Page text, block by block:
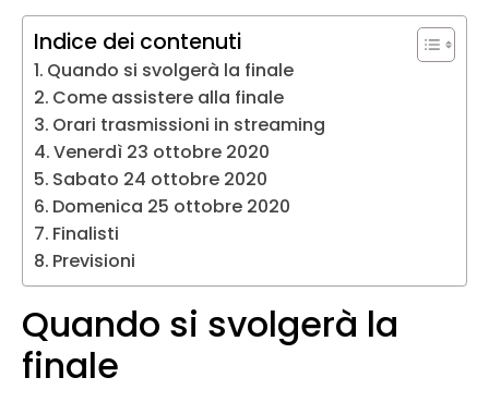
Indice dei contenuti
Quando si svolgerà la finale
Come assistere alla finale
Orari trasmissioni in streaming
Venerdì 23 ottobre 2020
Sabato 24 ottobre 2020
Domenica 25 ottobre 2020
Finalisti
Previsioni
Quando si svolgerà la
finale